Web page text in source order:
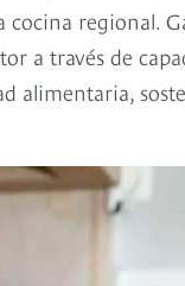
regional.
a través de
alimentaria,